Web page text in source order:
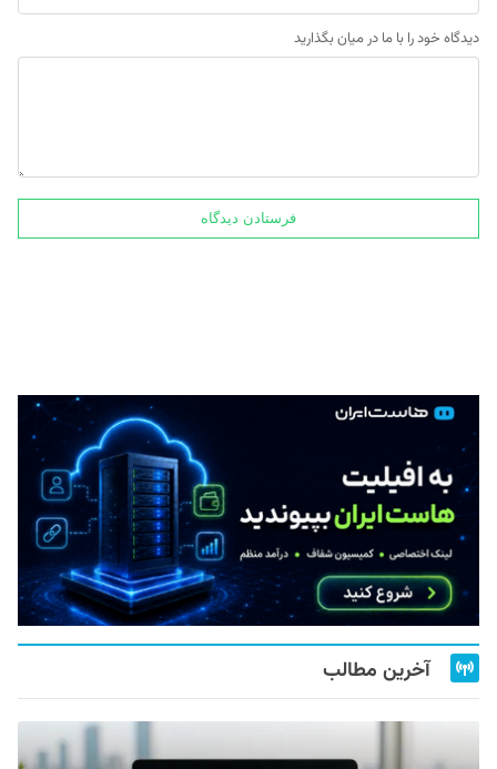
دیدگاه خود را با ما در میان بگذارید
آخرین مطالب